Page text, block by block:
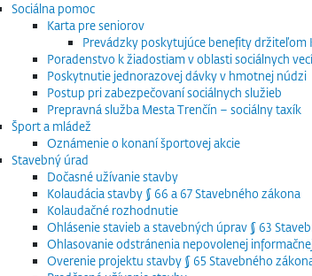
Sociálna pomoc
Karta pre seniorov
Prevádzky poskytujúce benefity držiteľom
Poradenstvo k žiadostiam v oblasti sociálnych vecí
Poskytnutie jednorazovej dávky v hmotnej núdzi
Postup pri zabezpečovaní sociálnych služieb
Prepravná služba Mesta Trenčín – sociálny taxík
Šport a mládež
Oznámenie o konaní športovej akcie
Stavebný úrad
Dočasné užívanie stavby
Kolaudácia stavby § 66 a 67 Stavebného zákona
Kolaudačné rozhodnutie
Ohlásenie stavieb a stavebných úprav § 63
Ohlasovanie odstránenia nepovolenej
Overenie projektu stavby § 65 Stavebného